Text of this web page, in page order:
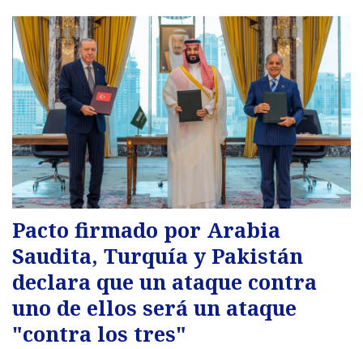
Pacto firmado por Arabia
Saudita, Turquía y Pakistán
declara que un ataque contra
uno de ellos será un ataque
"contra los tres"